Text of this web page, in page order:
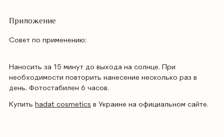
Приложение
Совет по применению:
Наносить за 15 минут до выхода на солнце. При
необходимости повторить нанесение несколько раз в
день. Фотостабилен 6 часов.
Купить hadat cosmetics в Украине на официальном сайте.